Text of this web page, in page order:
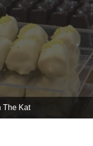
The Kat